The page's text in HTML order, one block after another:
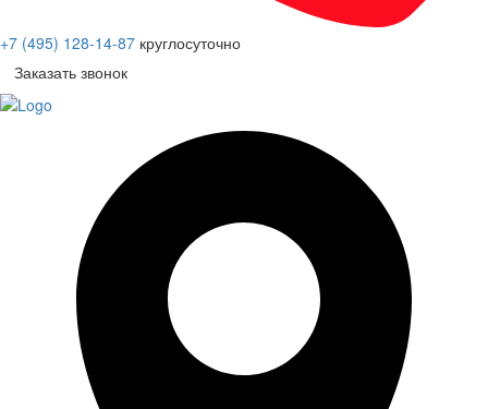
+7 (495) 128-14-87 круглосуточно
Заказать звонок